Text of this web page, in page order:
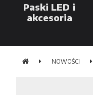
Paski LED i
akcesoria
NOWOŚCI